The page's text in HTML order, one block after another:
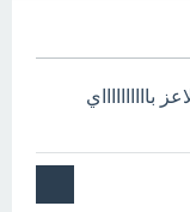
بااااااااااي